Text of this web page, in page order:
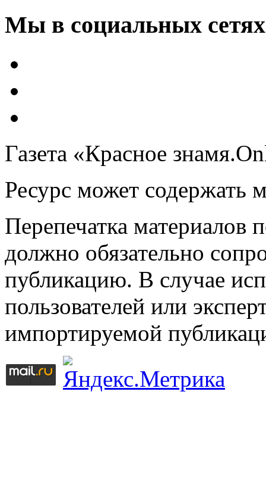
Мы в социальных сетях
Газета «Красное
Ресурс может содержать
Перепечатка материалов
должно обязательно
публикацию. В случае
пользователей или
импортируемой